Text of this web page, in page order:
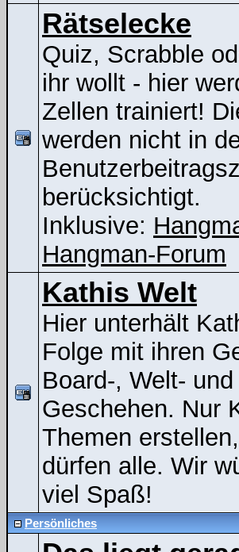
Rätselecke
Quiz, Scrabble
ihr wollt - hier
Zellen trainiert!
werden nicht in
berücksichtigt.
Inklusive:
Hangman-Forum
Kathis Welt
Hier unterhält
Folge mit ihren
Board-, Welt-
Geschehen. Nur
Themen
dürfen alle. Wir
viel Spaß!
Persönliches